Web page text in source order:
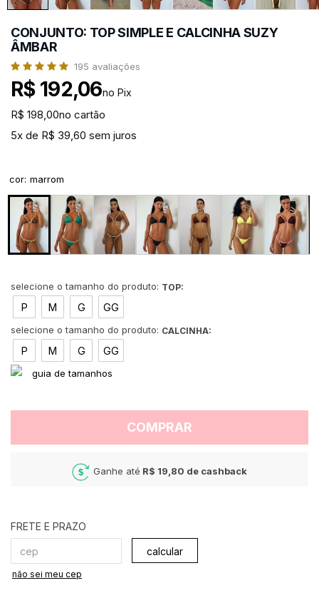
CONJUNTO: TOP SIMPLE E CALCINHA SUZY
ÂMBAR
195 avaliações
R$ 192,06no Pix
R$ 198,00no cartão
5x de R$ 39,60 sem juros
cor: marrom
TOP:
P M G GG
CALCINHA:
P M G GG
COMPRAR
Ganhe até R$ 19,80 de cashback
calcular
não sei meu cep